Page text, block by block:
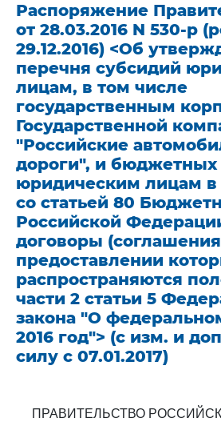
Распоряжение
от 28.03.2016 N 530-р
29.12.2016) <Об
перечня субсидий
лицам, в том числе
государственным
Государственной
"Российские
дороги", и бюджетных
юридическим лицам в
со статьей 80
Российской
договоры
предоставлении
распространяются
части 2 статьи 5
закона "О
2016 год"> (с изм. и
силу с 07.01.2017)
ПРАВИТЕЛЬСТВО